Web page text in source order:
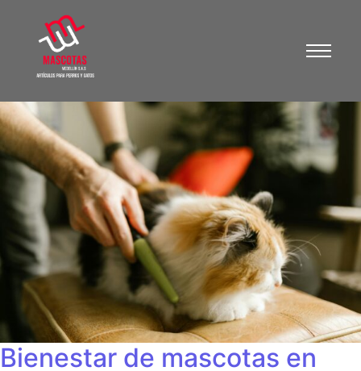
Bienestar de mascotas en